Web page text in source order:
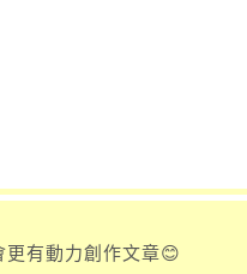
有動力創作文章😊